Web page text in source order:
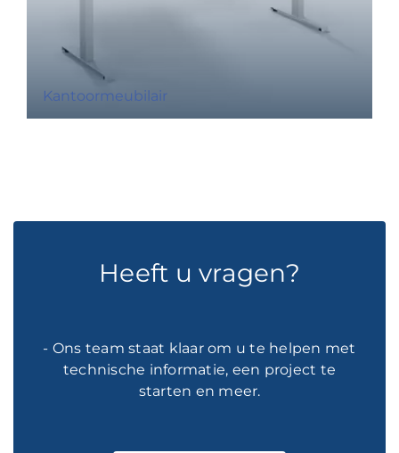
Kantoormeubilair
Heeft u vragen?
- Ons team staat klaar om u te helpen met
technische informatie, een project te
starten en meer.